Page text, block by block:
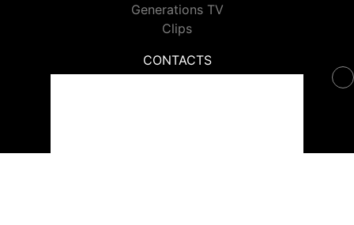
Generations TV
Clips
CONTACTS
Contacter Generations